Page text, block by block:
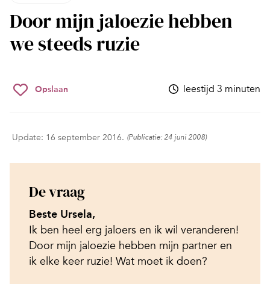
Door mijn jaloezie hebben
we steeds ruzie
Opslaan leestijd 3 minuten
Update: 16 september 2016. (Publicatie: 24 juni 2008)
De vraag
Beste Ursela,
Ik ben heel erg jaloers en ik wil veranderen!
Door mijn jaloezie hebben mijn partner en
ik elke keer ruzie! Wat moet ik doen?